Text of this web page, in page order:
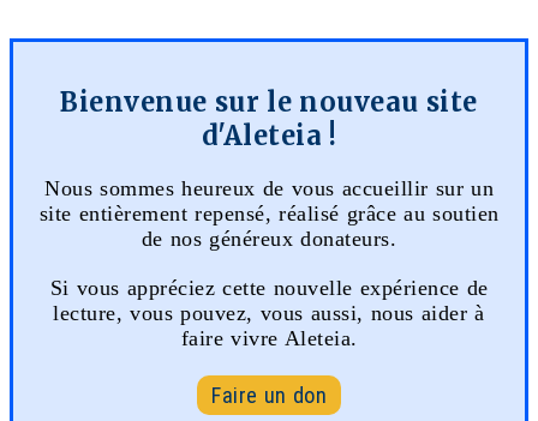
Bienvenue sur le nouveau site
d'Aleteia !
Nous sommes heureux de vous accueillir sur un
site entièrement repensé, réalisé grâce au soutien
de nos généreux donateurs.
Si vous appréciez cette nouvelle expérience de
lecture, vous pouvez, vous aussi, nous aider à
faire vivre Aleteia.
Faire un don